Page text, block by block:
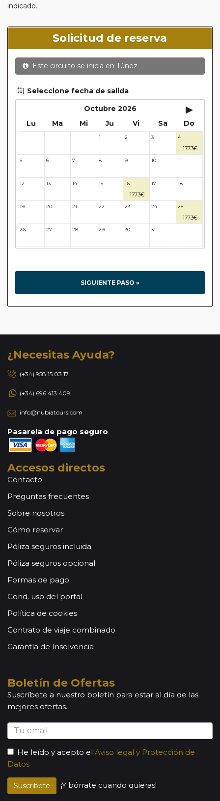
indicado.
Solicitud de reserva
Este circuito se inicia en Túnez
Seleccione fecha de salida
Octubre 2026
▸
Lu Ma Mi Ju Vi Sa Do
1 2 3 4
1773€
5 6 7 8 9 10 11
12 13 14 15 16
1773€
17 18
19 20 21 22 23 24 25
1773€
26 27 28 29 30 31
SIGUIENTE PASO »
¿Necesitas Ayuda?
(+34) 958 15 03 17
(+34) 696 413 409
info@nubiatours.com
Pasarela de pago seguro
Accesos directos
Contacto
Preguntas frecuentes
Sobre nosotros
Cómo reservar
Póliza seguros incluida
Póliza seguros opcional
Formas de pago
Cond. uso del portal
Política de cookies
Contrato de viaje combinado
Garantía de Insolvencia
Boletín de Ofertas
Suscríbete a nuestro boletín para estar al día de las
mejores ofertas.
He leído y acepto el Aviso legal y Protección de
Datos
Suscribete ¡Y bórrate cuando quieras!